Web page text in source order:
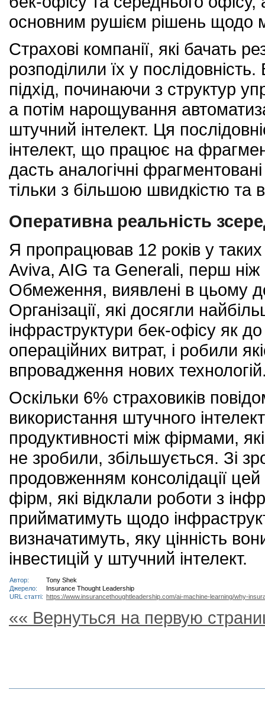
основним рушієм рішень щодо
Страхові компанії, які бачать
розподілили їх у
підхід, починаючи з структур
а потім нарощування
штучний інтелект. Ця
інтелект, що працює на
дасть аналогічні
тільки з більшою швидкістю та
Оперативна реальність
Я пропрацював 12 років у
Aviva, AIG та Generali, перш ніж
Обмеження, виявлені в цьому
Організації, які досягли
інфраструктури бек-офісу як до
операційних витрат, і робили
впровадження нових
Оскільки 6% страховиків
використання штучного
продуктивності між фірмами,
не зробили, збільшується. Зі
продовженням консолідації
фірм, які відклали роботи з
прийматимуть щодо
визначатимуть, яку цінність
інвестицій у штучний інтелект.
Автор:
Tony Shek
Джерело:
Insurance Thought Leadership
URL статті: https://www.insurancethoughtleadership.com/ai-machine-learning/why-
«« Вернуться на первую